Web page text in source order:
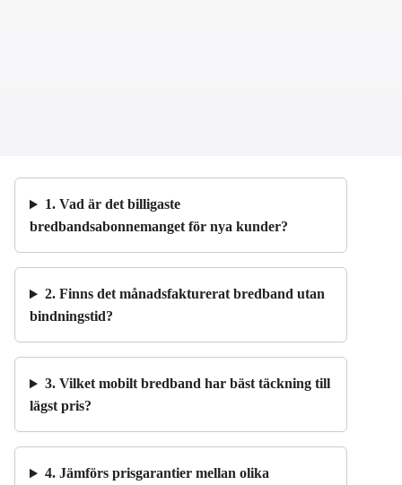
1. Vad är det billigaste
bredbandsabonnemanget för nya kunder?
2. Finns det månadsfakturerat bredband utan
bindningstid?
3. Vilket mobilt bredband har bäst täckning till
lägst pris?
4. Jämförs prisgarantier mellan olika